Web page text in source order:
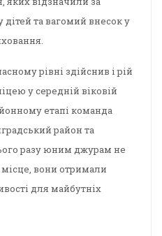
та вагомий внесок у
рівні здійснив і рій
у середній віковій
етапі команда
район та
разу юним джурам не
вони отримали
для майбутніх